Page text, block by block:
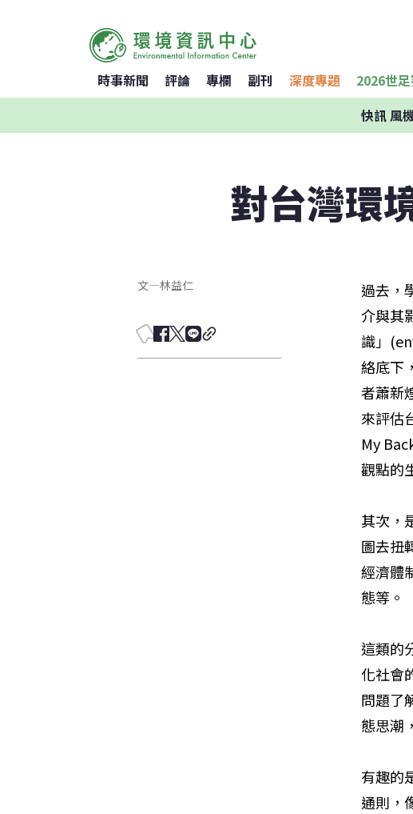
時事新聞 評論 專欄 副刊 深度專題 2026世
快訊風
對台灣環
文—林益仁
過去，
介與其
識」
絡底下
者蕭新
來評估
My
觀點的
其次，
圖去扭
經濟體
態等。
這類的
化社會
問題了
態思潮
有趣的
通則，